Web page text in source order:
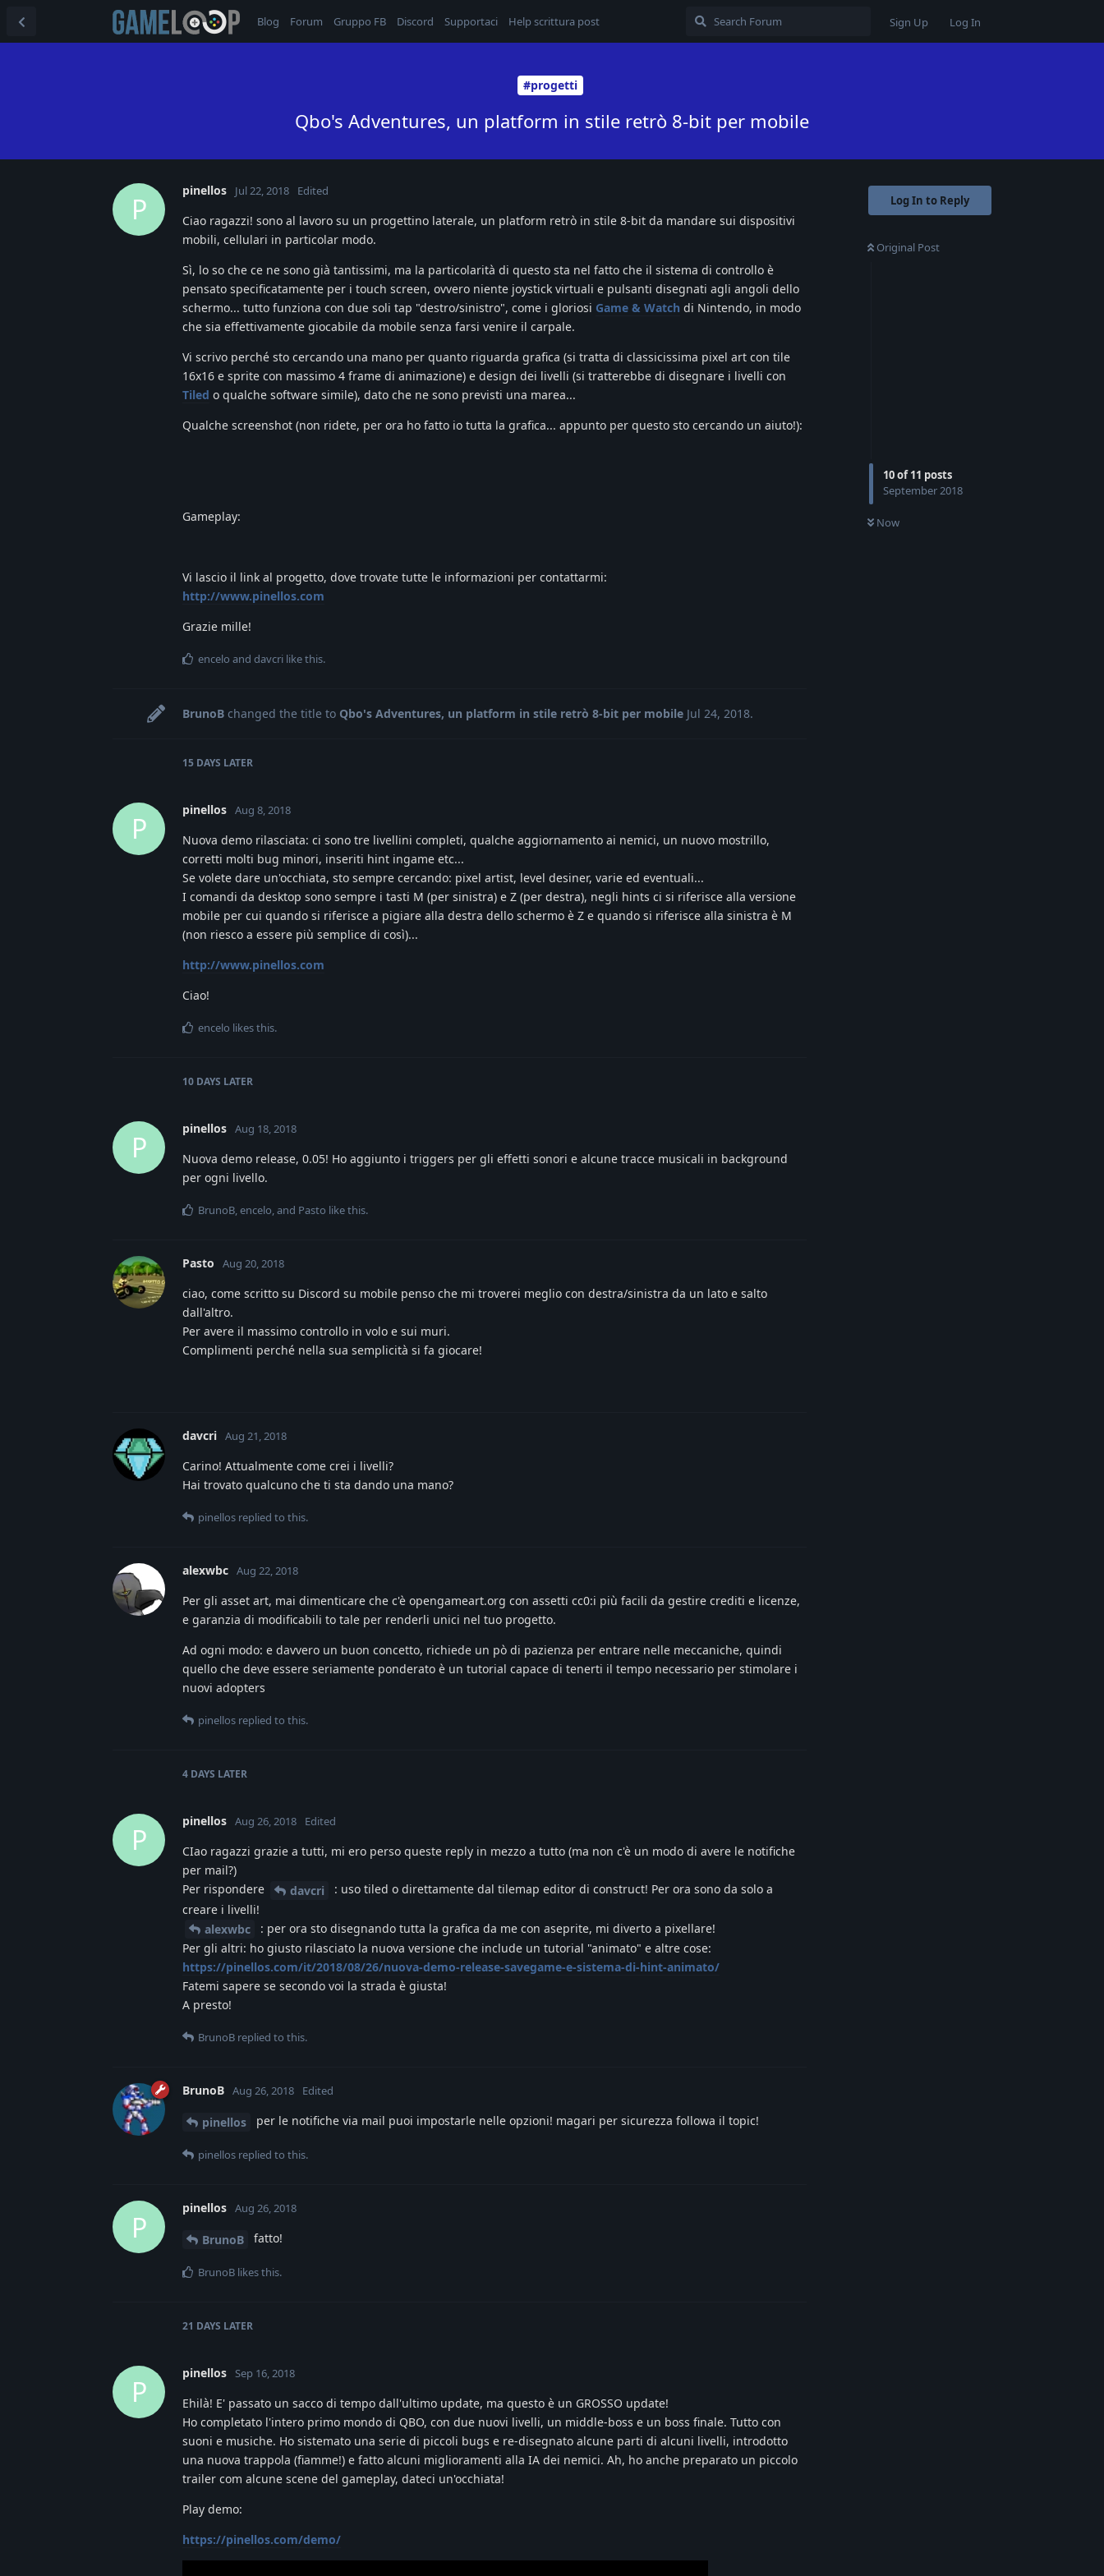
Blog Forum Gruppo FB Discord Supportaci Help scrittura post Sign Up Log In
#progetti
Qbo's Adventures, un platform in stile retrò 8-bit per mobile
Log In to Reply
Original Post
10of11 posts
September 2018
Now
P
pinellos Jul 22, 2018 Edited
Ciao ragazzi! sono al lavoro su un progettino laterale, un platform retrò in stile 8-bit da mandare sui dispositivi
mobili, cellulari in particolar modo.
Sì, lo so che ce ne sono già tantissimi, ma la particolarità di questo sta nel fatto che il sistema di controllo è
pensato specificatamente per i touch screen, ovvero niente joystick virtuali e pulsanti disegnati agli angoli dello
schermo... tutto funziona con due soli tap "destro/sinistro", come i gloriosi Game & Watch di Nintendo, in modo
che sia effettivamente giocabile da mobile senza farsi venire il carpale.
Vi scrivo perché sto cercando una mano per quanto riguarda grafica (si tratta di classicissima pixel art con tile
16x16 e sprite con massimo 4 frame di animazione) e design dei livelli (si tratterebbe di disegnare i livelli con
Tiled o qualche software simile), dato che ne sono previsti una marea...
Qualche screenshot (non ridete, per ora ho fatto io tutta la grafica... appunto per questo sto cercando un aiuto!):
Gameplay:
Vi lascio il link al progetto, dove trovate tutte le informazioni per contattarmi:
http://www.pinellos.com
Grazie mille!
encelo and davcri like this.
BrunoB changed the title to Qbo's Adventures, un platform in stile retrò 8-bit per mobile Jul 24, 2018.
15 DAYS LATER
P
pinellos Aug 8, 2018
Nuova demo rilasciata: ci sono tre livellini completi, qualche aggiornamento ai nemici, un nuovo mostrillo,
corretti molti bug minori, inseriti hint ingame etc...
Se volete dare un'occhiata, sto sempre cercando: pixel artist, level desiner, varie ed eventuali...
I comandi da desktop sono sempre i tasti M (per sinistra) e Z (per destra), negli hints ci si riferisce alla versione
mobile per cui quando si riferisce a pigiare alla destra dello schermo è Z e quando si riferisce alla sinistra è M
(non riesco a essere più semplice di così)...
http://www.pinellos.com
Ciao!
encelo likes this.
10 DAYS LATER
P
pinellos Aug 18, 2018
Nuova demo release, 0.05! Ho aggiunto i triggers per gli effetti sonori e alcune tracce musicali in background
per ogni livello.
BrunoB,encelo, and Pasto like this.
Pasto Aug 20, 2018
ciao, come scritto su Discord su mobile penso che mi troverei meglio con destra/sinistra da un lato e salto
dall'altro.
Per avere il massimo controllo in volo e sui muri.
Complimenti perché nella sua semplicità si fa giocare!
davcri Aug 21, 2018
Carino! Attualmente come crei i livelli?
Hai trovato qualcuno che ti sta dando una mano?
pinellos replied to this.
alexwbc Aug 22, 2018
Per gli asset art, mai dimenticare che c'è opengameart.org con assetti cc0:i più facili da gestire crediti e licenze,
e garanzia di modificabili to tale per renderli unici nel tuo progetto.
Ad ogni modo: e davvero un buon concetto, richiede un pò di pazienza per entrare nelle meccaniche, quindi
quello che deve essere seriamente ponderato è un tutorial capace di tenerti il tempo necessario per stimolare i
nuovi adopters
pinellos replied to this.
4 DAYS LATER
P
pinellos Aug 26, 2018 Edited
CIao ragazzi grazie a tutti, mi ero perso queste reply in mezzo a tutto (ma non c'è un modo di avere le notifiche
per mail?)
Per rispondere
davcri
: uso tiled o direttamente dal tilemap editor di construct! Per ora sono da solo a
creare i livelli!
alexwbc
: per ora sto disegnando tutta la grafica da me con aseprite, mi diverto a pixellare!
Per gli altri: ho giusto rilasciato la nuova versione che include un tutorial "animato" e altre cose:
https://pinellos.com/it/2018/08/26/nuova-demo-release-savegame-e-sistema-di-hint-animato/
Fatemi sapere se secondo voi la strada è giusta!
A presto!
BrunoB replied to this.
BrunoB Aug 26, 2018 Edited
pinellos per le notifiche via mail puoi impostarle nelle opzioni! magari per sicurezza followa il topic!
pinellos replied to this.
P
pinellos Aug 26, 2018
BrunoB fatto!
BrunoB likes this.
21 DAYS LATER
P
pinellos Sep 16, 2018
Ehilà! E' passato un sacco di tempo dall'ultimo update, ma questo è un GROSSO update!
Ho completato l'intero primo mondo di QBO, con due nuovi livelli, un middle-boss e un boss finale. Tutto con
suoni e musiche. Ho sistemato una serie di piccoli bugs e re-disegnato alcune parti di alcuni livelli, introdotto
una nuova trappola (fiamme!) e fatto alcuni miglioramenti alla IA dei nemici. Ah, ho anche preparato un piccolo
trailer com alcune scene del gameplay, dateci un'occhiata!
Play demo:
https://pinellos.com/demo/